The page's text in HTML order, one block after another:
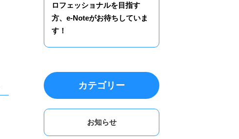
ロフェッショナルを目指す
方、e-Noteがお待ちしていま
す！
カテゴリー
お知らせ